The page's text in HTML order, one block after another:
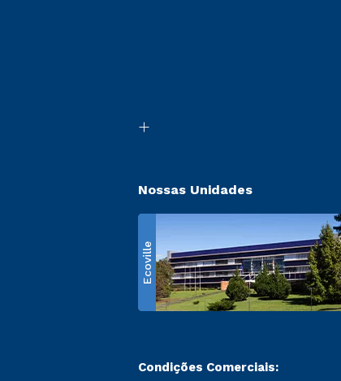
Nossas Unidades
Ecoville
Condições Comerciais: